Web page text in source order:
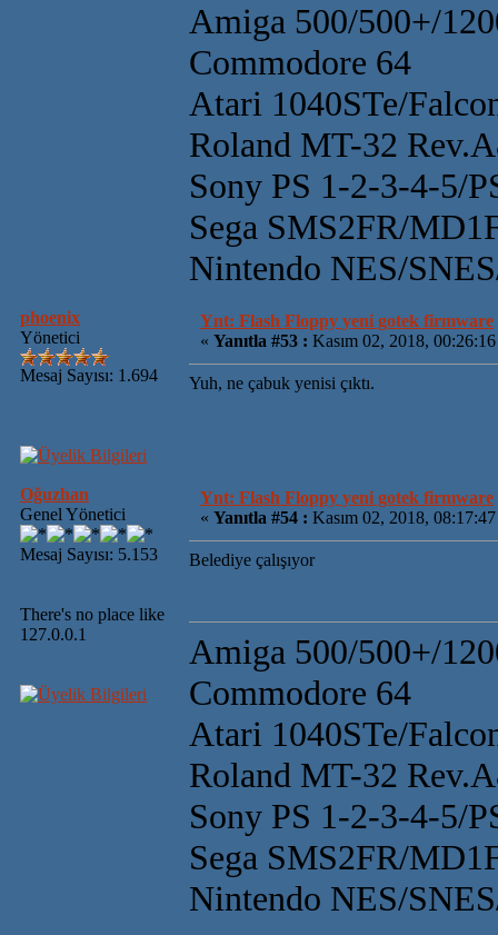
Amiga 500/500+/
Commodore 64
Atari 1040STe/
Roland MT-32
Sony PS 1-2-3-4-5/
Sega SMS2FR/
Nintendo NES/
phoenix
Yönetici
Mesaj Sayısı: 1.694
Ynt: Flash Floppy yeni gotek firmware
« Yanıtla #53 : Kasım 02, 2018,
Yuh, ne çabuk yenisi çıktı.
Oğuzhan
Genel Yönetici
Mesaj Sayısı: 5.153
There's no place like
127.0.0.1
Ynt: Flash Floppy yeni gotek firmware
« Yanıtla #54 : Kasım 02, 2018,
Belediye çalışıyor
Amiga 500/500+/
Commodore 64
Atari 1040STe/
Roland MT-32
Sony PS 1-2-3-4-5/
Sega SMS2FR/
Nintendo NES/